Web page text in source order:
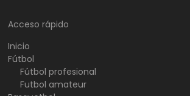
Acceso rápido
Inicio
Fútbol
Fútbol profesional
Futbol amateur